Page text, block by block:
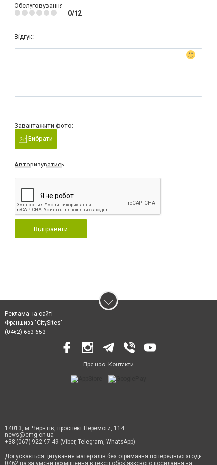
Обслуговування
0/12
Відгук:
Завантажити фото:
Вибрати
Авторизуватись
Відправити
Реклама на сайті
Франшиза "CitySites"
(0462) 653-653
Про нас Контакти
14013, м. Чернігів, проспект Перемоги, 114
news@cmg.cn.ua
+38 (067) 922-97-49 (Viber, Telegram, WhatsApp)
Допускається цитування матеріалів без отримання попередньої згоди
0462.ua за умови розміщення в тексті обов'язкового посилання на